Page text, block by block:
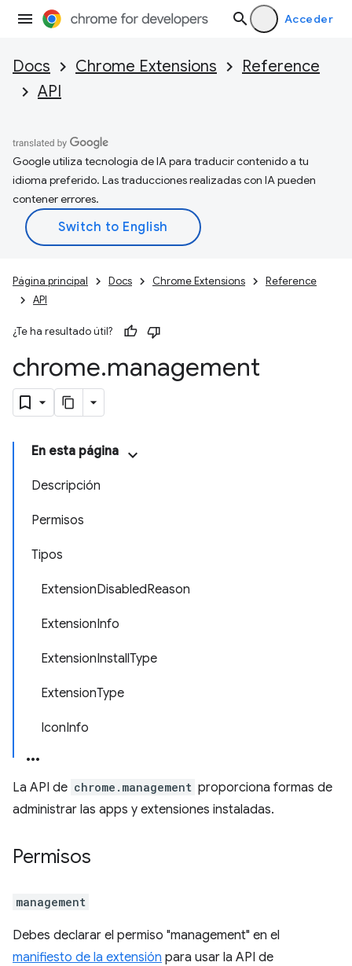
Acceder
Docs Chrome Extensions
Reference
API
Google utiliza tecnología de IA para traducir contenido a tu
idioma preferido. Las traducciones realizadas con IA pueden
contener errores.
Página principal Docs Chrome Extensions
Reference
API
¿Te ha resultado útil?
chrome.management
En esta página
Descripción
Permisos
Tipos
ExtensionDisabledReason
ExtensionInfo
ExtensionInstallType
ExtensionType
IconInfo
La API de chrome.management proporciona formas de
administrar las apps y extensiones instaladas.
Permisos
management
Debes declarar el permiso "management" en el
manifiesto de la extensión para usar la API de